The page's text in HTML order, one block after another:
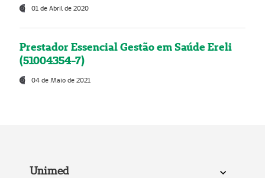
01 de Abril de 2020
Prestador Essencial Gestão em Saúde Ereli
(51004354-7)
04 de Maio de 2021
Unimed